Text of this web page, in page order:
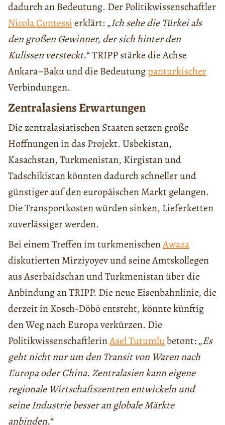
dadurch an Bedeutung. Der Politikwissenschaftler
Nicola Contessierklärt: „Ich sehe die Türkei als
den großen Gewinner, der sich hinter den
Kulissen versteckt.“ TRIPP stärke die Achse
Ankara–Baku und die Bedeutungpanturkischer
Verbindungen.
Zentralasiens Erwartungen
Die zentralasiatischen Staaten setzen große
Hoffnungen in das Projekt. Usbekistan,
Kasachstan, Turkmenistan, Kirgistan und
Tadschikistan könnten dadurch schneller und
günstiger auf den europäischen Markt gelangen.
Die Transportkosten würden sinken, Lieferketten
zuverlässiger werden.
Bei einem Treffen im turkmenischenAwaza
diskutierten Mirziyoyev und seine Amtskollegen
aus Aserbaidschan und Turkmenistan über die
Anbindung an TRIPP. Die neue Eisenbahnlinie, die
derzeit in Kosch-Döbö entsteht, könnte künftig
den Weg nach Europa verkürzen. Die
PolitikwissenschaftlerinAsel Tutumlubetont: „Es
geht nicht nur um den Transit von Waren nach
Europa oder China. Zentralasien kann eigene
regionale Wirtschaftszentren entwickeln und
seine Industrie besser an globale Märkte
anbinden.“